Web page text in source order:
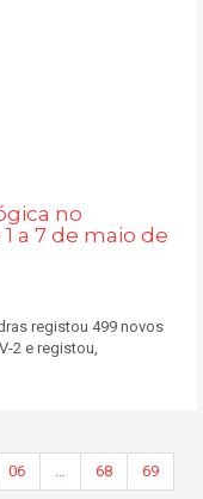
no
a 7 de maio de
registou 499 novos
2 e registou,
06 … 68 69